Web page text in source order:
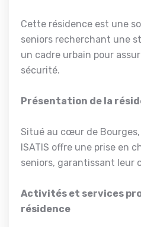
Cette résidence est une
seniors recherchant une
un cadre urbain pour
sécurité.
Présentation de la
Situé au cœur de Bourges,
ISATIS offre une prise en
seniors, garantissant leur
Activités et services
résidence